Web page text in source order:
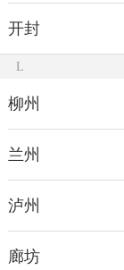
开封
L
柳州
兰州
泸州
廊坊